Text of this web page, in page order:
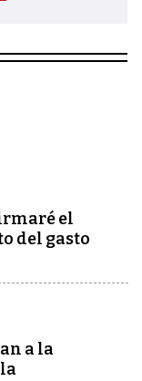
el
del gasto
a la